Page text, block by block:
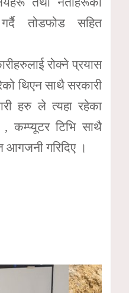
तोडफोड सहित
रोक्ने प्रयास
थिएन साथै सरकारी
हरु ले त्यहा रहेका
कम्प्यूटर टिभि साथै
आगजनी गरिदिए ।